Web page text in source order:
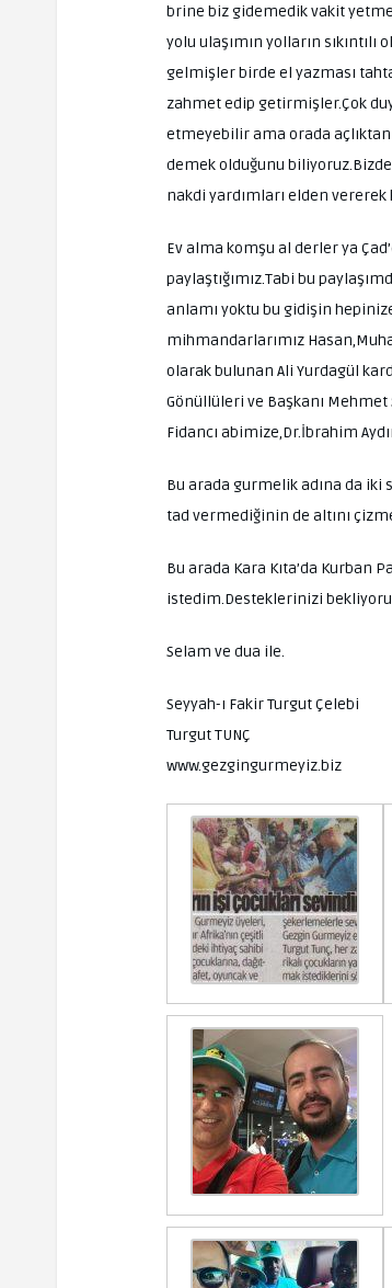
brine biz gidemedik vakit
yolu ulaşımın yolların
gelmişler birde el yazması
zahmet edip getirmişler.Çok
etmeyebilir ama orada
demek olduğunu
nakdi yardımları elden
Ev alma komşu al derler ya
paylaştığımız.Tabi bu
anlamı yoktu bu gidişin
mihmandarlarımız
olarak bulunan Ali Yurdagül
Gönüllüleri ve Başkanı Mehmet
Fidancı abimize,Dr.İbrahim
Bu arada gurmelik adına da iki
tad vermediğinin de altını
Bu arada Kara Kıta’da Kurban
istedim.Desteklerinizi
Selam ve dua ile.
Seyyah-ı Fakir Turgut Çelebi
Turgut TUNÇ
www.gezgingurmeyiz.biz